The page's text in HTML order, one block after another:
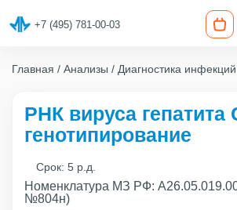
+7 (495) 781-00-03
Главная Анализы
Диагностика
РНК вируса гепатита
генотипирование
Срок: 5 р.д.
Номенклатура МЗ РФ:
№804н)